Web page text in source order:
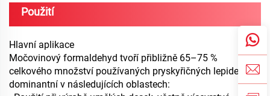
Použití
Hlavní aplikace
Močovinový formaldehyd tvoří přibližně 65–75 %
celkového množství používaných pryskyřičných lepidel a je
dominantní v následujících oblastech: